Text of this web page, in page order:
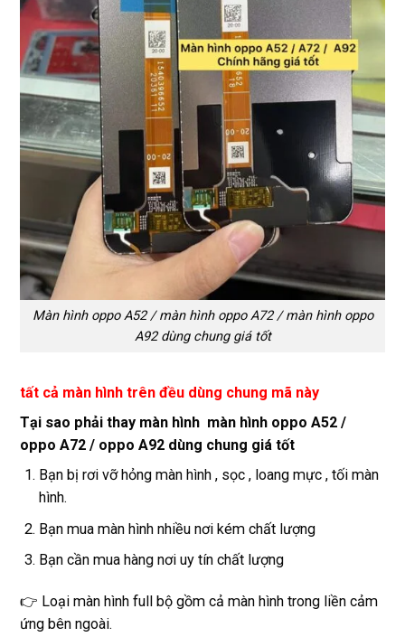
Màn hình oppo A52 / màn hình oppo A72 / màn hình oppo
A92 dùng chung giá tốt
tất cả màn hình trên đều dùng chung mã này
Tại sao phải thay màn hình màn hình oppo A52 /
oppo A72 / oppo A92 dùng chung giá tốt
Bạn bị rơi vỡ hỏng màn hình , sọc , loang mực , tối màn
hình.
Bạn mua màn hình nhiều nơi kém chất lượng
Bạn cần mua hàng nơi uy tín chất lượng
👉 Loại màn hình full bộ gồm cả màn hình trong liền cảm
ứng bên ngoài.